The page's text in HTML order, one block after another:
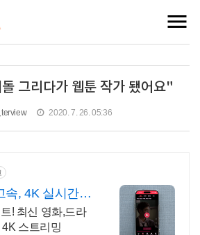
그리다가 웹툰 작가 됐어요"
terview 2020. 7. 26. 05:36
속, 4K 실시간
! 최신 영화,드라
스트리밍